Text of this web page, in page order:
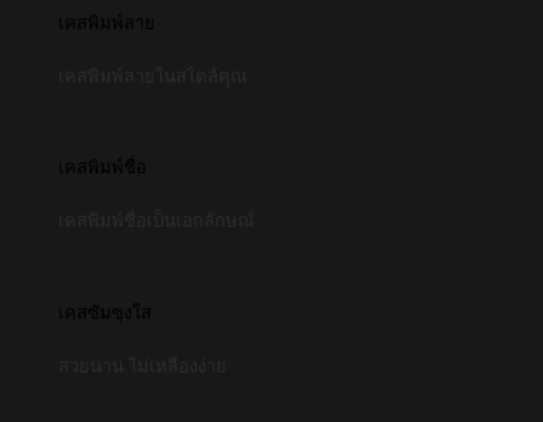
เคสพิมพ์ลาย
เคสพิมพ์ชื่อ
เคสซัมซุงใส